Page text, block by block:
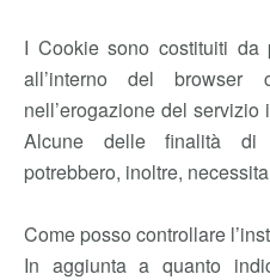
I Cookie sono costituiti da
all’interno del browser
nell’erogazione del
Alcune delle finalità di
potrebbero, inoltre,
Come posso controllare
In aggiunta a quanto